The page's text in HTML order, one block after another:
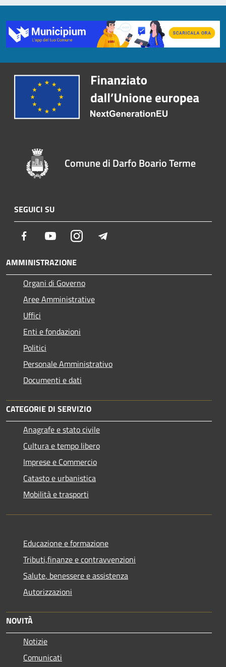
Comune di Darfo Boario Terme
SEGUICI SU
Facebook YoutubeInstagram
AMMINISTRAZIONE
Organi di Governo
Aree Amministrative
Uffici
Enti e fondazioni
Politici
Personale Amministrativo
Documenti e dati
CATEGORIE DI SERVIZIO
Anagrafe e stato civile
Cultura e tempo libero
Imprese e Commercio
Catasto e urbanistica
Mobilità e trasporti
Educazione e formazione
Tributi,finanze e contravvenzioni
Salute, benessere e assistenza
Autorizzazioni
NOVITÀ
Notizie
Comunicati